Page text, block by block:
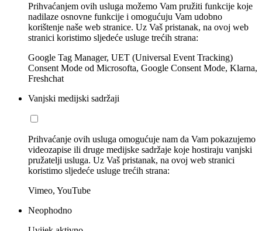
Prihvaćanjem ovih usluga možemo Vam pružiti funkcije koje
nadilaze osnovne funkcije i omogućuju Vam udobno
korištenje naše web stranice. Uz Vaš pristanak, na ovoj web
stranici koristimo sljedeće usluge trećih strana:
Google Tag Manager, UET (Universal Event Tracking)
Consent Mode od Microsofta, Google Consent Mode, Klarna,
Freshchat
Vanjski medijski sadržaji
Prihvaćanje ovih usluga omogućuje nam da Vam pokazujemo
videozapise ili druge medijske sadržaje koje hostiraju vanjski
pružatelji usluga. Uz Vaš pristanak, na ovoj web stranici
koristimo sljedeće usluge trećih strana:
Vimeo, YouTube
Neophodno